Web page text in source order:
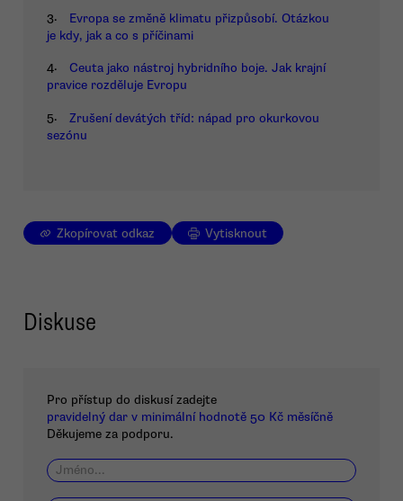
3.
Evropa se změně klimatu přizpůsobí. Otázkou
je kdy, jak a co s příčinami
4.
Ceuta jako nástroj hybridního boje. Jak krajní
pravice rozděluje Evropu
5.
Zrušení devátých tříd: nápad pro okurkovou
sezónu
Zkopírovat odkaz Vytisknout
Diskuse
Pro přístup do diskusí zadejte
pravidelný dar v minimální hodnotě 50 Kč měsíčně
Děkujeme za podporu.